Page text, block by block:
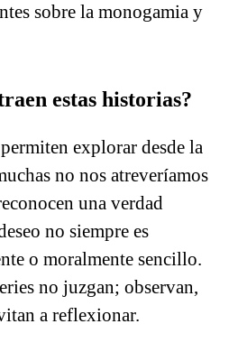
sobre la monogamia y
estas historias?
explorar desde la
no nos atreveríamos
una verdad
no siempre es
o moralmente sencillo.
no juzgan; observan,
a reflexionar.